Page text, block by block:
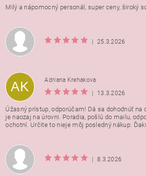
Milý a nápomocný personál, super ceny, široký
| 25.3.2026
AK
Adriana Krehakova
|
13.3.2026
Úžasný prístup, odporúčam! Dá sa dohodnúť na
je naozaj na úrovni. Poradia, pošlú do mailu,
ochotní. Určite to nieje môj posledný nákup.
| 8.3.2026